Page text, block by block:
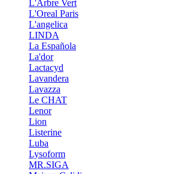
L'Arbre Vert
L'Oreal Paris
L'angelica
LINDA
La Española
La'dor
Lactacyd
Lavandera
Lavazza
Le CHAT
Lenor
Lion
Listerine
Luba
Lysoform
MR.SIGA